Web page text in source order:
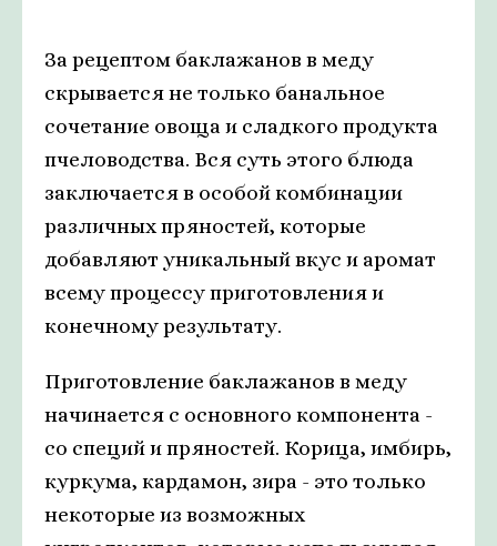
За рецептом баклажанов в меду
скрывается не только банальное
сочетание овоща и сладкого продукта
пчеловодства. Вся суть этого блюда
заключается в особой комбинации
различных пряностей, которые
добавляют уникальный вкус и аромат
всему процессу приготовления и
конечному результату.
Приготовление баклажанов в меду
начинается с основного компонента -
со специй и пряностей. Корица, имбирь,
куркума, кардамон, зира - это только
некоторые из возможных